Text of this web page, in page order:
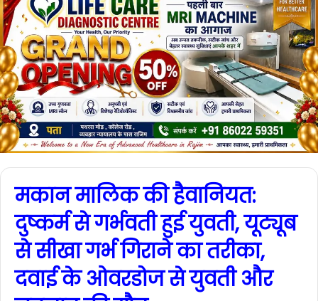
मकान मालिक की हैवानियत:
दुष्कर्म से गर्भवती हुई युवती, यूट्यूब
से सीखा गर्भ गिराने का तरीका,
दवाई के ओवरडोज से युवती और